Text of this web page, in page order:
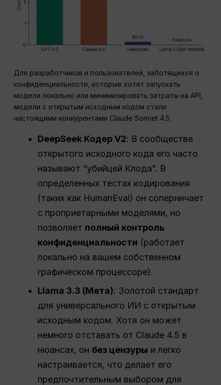
Для разработчиков и пользователей, заботящихся о
конфиденциальности, которые хотят запускать
модели локально или минимизировать затраты на API,
модели с открытым исходным кодом стали
настоящими конкурентами Claude Sonnet 4.5.
DeepSeek КодерV2: В сообществе
открытого исходного кода его часто
называют “убийцей Клода”. В
определенных тестах кодирования
(таких как HumanEval) он соперничает
с проприетарными моделями, но
позволяет полный контроль
конфиденциальности (работает
локально на вашем собственном
графическом процессоре).
Llama 3.3 (Мета): Золотой стандарт
для универсального ИИ с открытым
исходным кодом. Хотя он может
немного отставать от Claude 4.5 в
нюансах, он без цензуры и легко
настраивается, что делает его
предпочтительным выбором для